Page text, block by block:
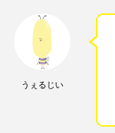
うぇるじい